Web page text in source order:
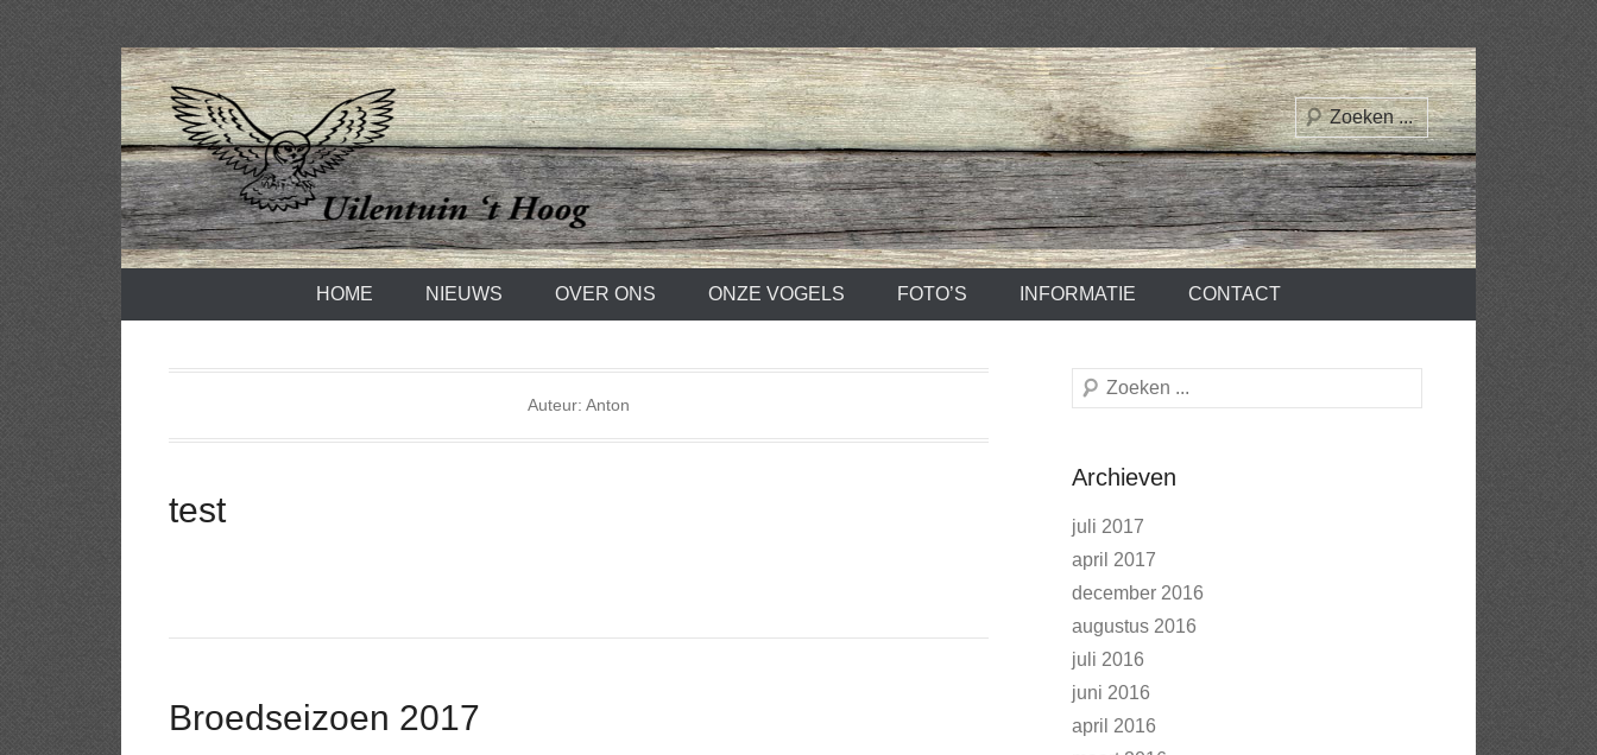
Spring
naar
inhoud
Uilentuin het Hoog
Zoeken
HOME NIEUWS OVER ONS ONZE VOGELS FOTO’S INFORMATIE CONTACT
Auteur: Anton
test
Broedseizoen 2017
Zoeken
Archieven
juli 2017
april 2017
december 2016
augustus 2016
juli 2016
juni 2016
april 2016